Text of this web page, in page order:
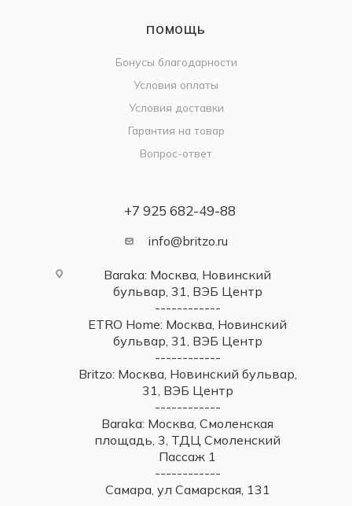
ПОМОЩЬ
Бонусы благодарности
Условия оплаты
Условия доставки
Гарантия на товар
Вопрос-ответ
+7 925 682-49-88
info@britzo.ru
Baraka: Москва, Новинский
бульвар, 31, ВЭБ Центр
------------
ETRO Home: Москва, Новинский
бульвар, 31, ВЭБ Центр
------------
Britzo: Москва, Новинский бульвар,
31, ВЭБ Центр
------------
Baraka: Москва, Смоленская
площадь, 3, ТДЦ Смоленский
Пассаж 1
------------
Самара, ул Самарская, 131